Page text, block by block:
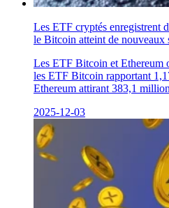
Les ETF cryptés enregistrent
le Bitcoin atteint de nouveaux
Les ETF Bitcoin et Ethereum
les ETF Bitcoin rapportant
Ethereum attirant 383,1
2025-12-03